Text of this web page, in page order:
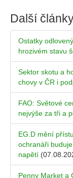
Další
Ostatky
hrozivém stavu
Sektor skotu a
chovy v ČR i
FAO: Světové
nejvýše za tři a
EG.D mění
ochranáři
napětí
Penny Market a